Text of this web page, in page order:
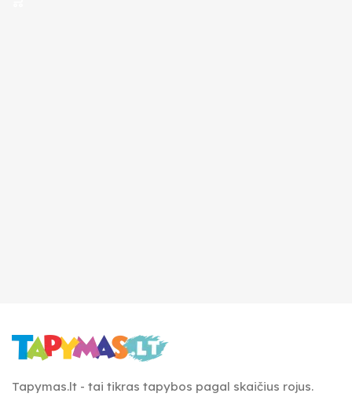
Tapymas.lt - tai tikras tapybos pagal skaičius rojus.